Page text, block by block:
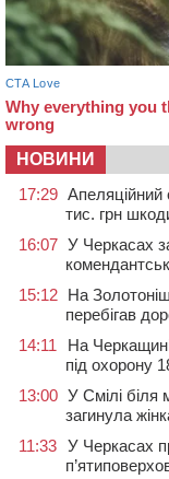
НОВИНИ
17:29 Апеляційний
тис. грн
16:07 У Черкасах
15:12 На
перебігав
14:11
На
під охорону
13:00 У Смілі біля
загинула
11:33 У Черкасах